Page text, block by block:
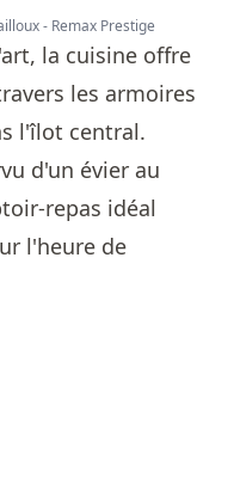
- Remax Prestige
la cuisine offre
les armoires
l'îlot central.
d'un évier au
repas idéal
l'heure de